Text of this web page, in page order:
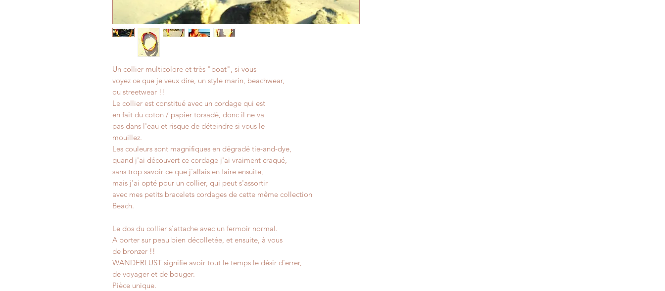
Un collier multicolore et très "boat", si vous
voyez ce que je veux dire, un style marin, beachwear,
ou streetwear !!
Le collier est constitué avec un cordage qui est
en fait du coton / papier torsadé, donc il ne va
pas dans l'eau et risque de déteindre si vous le
mouillez.
Les couleurs sont magnifiques en dégradé tie-and-dye,
quand j'ai découvert ce cordage j'ai vraiment craqué,
sans trop savoir ce que j'allais en faire ensuite,
mais j'ai opté pour un collier, qui peut s'assortir
avec mes petits bracelets cordages de cette même collection
Beach.
Le dos du collier s'attache avec un fermoir normal.
A porter sur peau bien décolletée, et ensuite, à vous
de bronzer !!
WANDERLUST signifie avoir tout le temps le désir d'errer,
de voyager et de bouger.
Pièce unique.